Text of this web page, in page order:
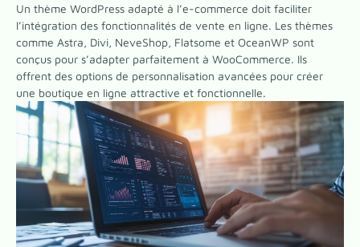
Un thème WordPress adapté à l’e-commerce doit faciliter
l’intégration des fonctionnalités de vente en ligne. Les thèmes
comme Astra, Divi, NeveShop, Flatsome et OceanWP sont
conçus pour s’adapter parfaitement à WooCommerce. Ils
offrent des options de personnalisation avancées pour créer
une boutique en ligne attractive et fonctionnelle.